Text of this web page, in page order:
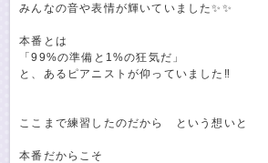
みんなの音や表情が輝いていました✨✨
本番とは
「99%の準備と1%の狂気だ」
と、あるピアニストが仰っていました‼️
ここまで練習したのだから という想いと
本番だからこそ